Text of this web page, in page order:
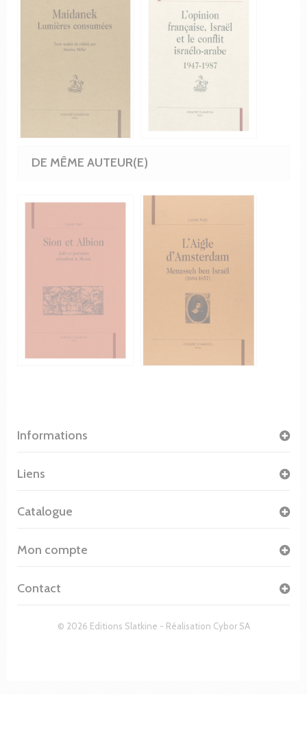
DE MÊME AUTEUR(E)
Informations
© 2026 Editions Slatkine - Réalisation Cybor SA
Liens
Catalogue
Mon compte
Contact